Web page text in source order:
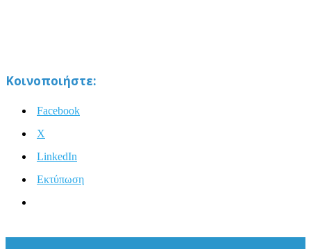
Κοινοποιήστε:
Facebook
X
LinkedIn
Εκτύπωση